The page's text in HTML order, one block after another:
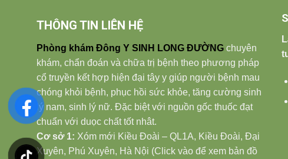
THÔNG TIN LIÊN HỆ
Phòng khám Đông Y SINH LONG ĐƯỜNG chuyên
khám, chẩn đoán và chữa trị bệnh theo phương pháp
cổ truyền kết hợp hiện đại tây y giúp người bệnh mau
chóng khỏi bệnh, phục hồi sức khỏe, tăng cường sinh
lý nam, sinh lý nữ. Đặc biệt với nguồn gốc thuốc đạt
chuẩn với duọc chất tốt nhât.
Cơ sở 1: Xóm mới Kiều Đoài – QL1A, Kiều Đoài, Đại
Xuyên, Phú Xuyên, Hà Nội (Click vào để xem bản đồ